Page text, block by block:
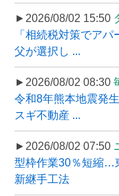
►2026/08/02 15:50
「相続税対策でア
父が選択し ...
►2026/08/02 08:30
令和8年熊本地震発
スギ不動産 ...
►2026/08/02 07:50
型枠作業30％短縮…
新継手工法